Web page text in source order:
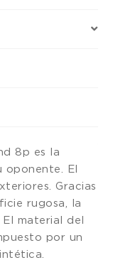
8p es la
oponente. El
Gracias
rugosa, la
material del
por un